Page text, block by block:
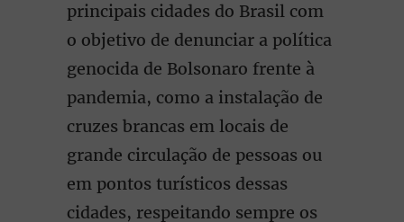
principais cidades do Brasil com
o objetivo de denunciar a política
genocida de Bolsonaro frente à
pandemia, como a instalação de
cruzes brancas em locais de
grande circulação de pessoas ou
em pontos turísticos dessas
cidades, respeitando sempre os